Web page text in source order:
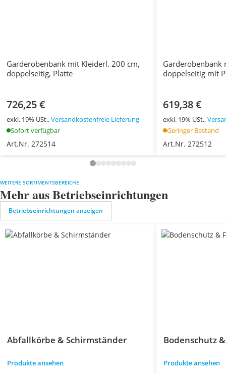
Garderobenbank mit Kleiderl. 200 cm,
doppelseitig, Platte
726,25 €
exkl. 19% USt.,Versandkostenfreie Lieferung
Sofort verfügbar
Art.Nr. 272514
Garderobenbank
doppelseitig mit
619,38 €
exkl. 19% USt.,
Geringer Bestand
Art.Nr. 272512
WEITERE SORTIMENTSBEREICHE
Mehr aus Betriebseinrichtungen
Betriebseinrichtungen anzeigen
Abfallkörbe & Schirmständer
Produkte ansehen
Bodenschutz
Produkte ansehen